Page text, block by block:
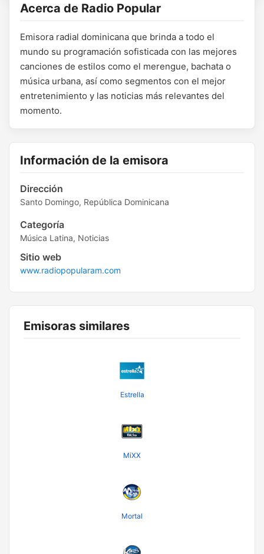
Acerca de Radio Popular
Emisora radial dominicana que brinda a todo el
mundo su programación sofisticada con las mejores
canciones de estilos como el merengue, bachata o
música urbana, así como segmentos con el mejor
entretenimiento y las noticias más relevantes del
momento.
Información de la emisora
Dirección
Santo Domingo, República Dominicana
Categoría
Música Latina, Noticias
Sitio web
www.radiopopularam.com
Emisoras similares
Estrella
MiXX
Mortal